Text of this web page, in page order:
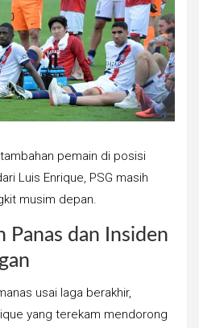
pemain di posisi
Luis Enrique, PSG masih
musim depan.
Panas dan Insiden
usai laga berakhir,
yang terekam mendorong